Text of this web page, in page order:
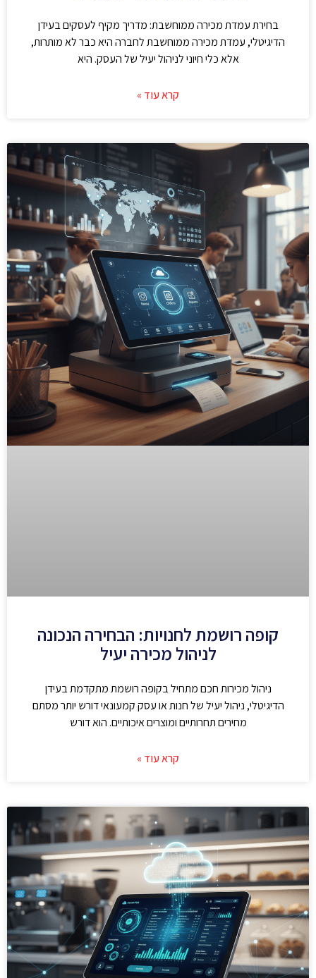
בחירת עמדת מכירה ממוחשבת: מדריך מקיף לעסקים בעידן
הדיגיטלי, עמדת מכירה ממוחשבת לחברה היא כבר לא מותרות,
אלא כלי חיוני לניהול יעיל של העסק. היא
קרא עוד »
קופה רושמת לחנויות: הבחירה הנכונה
לניהול מכירה יעיל
ניהול מכירות חכם מתחיל בקופה רושמת מתקדמת בעידן
הדיגיטלי, ניהול יעיל של חנות או עסק קמעונאי דורש יותר מסתם
מחירים תחרותיים ומוצרים איכותיים. הוא דורש
קרא עוד »